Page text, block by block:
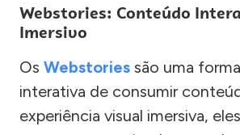
Webstories: Conteúdo
Imersivo
Os Webstories são uma
interativa de consumir
experiência visual imersiva,